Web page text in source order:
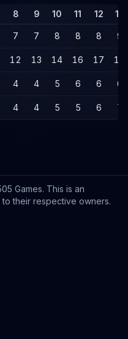
8 9 10 11 12 13
7 7 8 8 8 9
12 13 14 16 17 19
4 4 5 6 6 6
4 4 5 5 6 7
Games. This is an
their respective owners.